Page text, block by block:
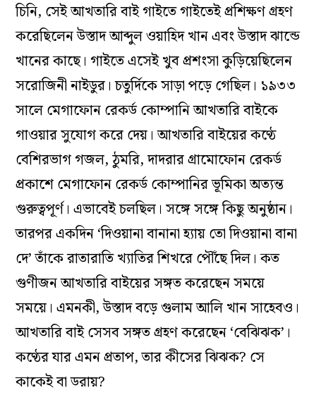
চিনি, সেই আখতারি বাই গাইতে গাইতেই প্রশিক্ষণ গ্রহণ
করেছিলেন উস্তাদ আব্দুল ওয়াহিদ খান এবং উস্তাদ ঝান্ডে
খানের কাছে। গাইতে এসেই খুব প্রশংসা কুড়িয়েছিলেন
সরোজিনী নাইডুর। চতুর্দিকে সাড়া পড়ে গেছিল। ১৯৩৩
সালে মেগাফোন রেকর্ড কোম্পানি আখতারি বাইকে
গাওয়ার সুযোগ করে দেয়। আখতারি বাইয়ের কণ্ঠে
বেশিরভাগ গজল, ঠুমরি, দাদরার গ্রামোফোন রেকর্ড
প্রকাশে মেগাফোন রেকর্ড কোম্পানির ভূমিকা অত্যন্ত
গুরুত্বপূর্ণ। এভাবেই চলছিল। সঙ্গে সঙ্গে কিছু অনুষ্ঠান।
তারপর একদিন ‘দিওয়ানা বানানা হ্যায় তো দিওয়ানা বানা
দে’ তাঁকে রাতারাতি খ্যাতির শিখরে পৌঁছে দিল। কত
গুণীজন আখতারি বাইয়ের সঙ্গত করেছেন সময়ে
সময়ে। এমনকী, উস্তাদ বড়ে গুলাম আলি খান সাহেবও।
আখতারি বাই সেসব সঙ্গত গ্রহণ করেছেন ‘বেঝিঝক’।
কণ্ঠের যার এমন প্রতাপ, তার কীসের ঝিঝক? সে
কাকেই বা ডরায়?